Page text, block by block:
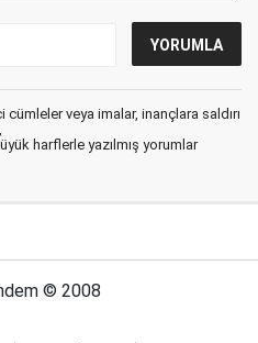
veya imalar, inançlara saldırı
harflerle yazılmış yorumlar
© 2008